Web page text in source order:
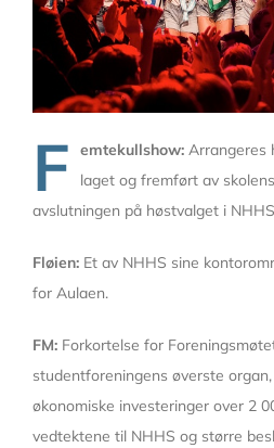
F emtekullshow: Arrangeres
laget og fremført av
avslutningen på høstvalget i
Fløien: Et av NHHS sine
for Aulaen.
FM: Forkortelse for
studentforeningens øverste
økonomiske investeringer over 2
vedtektene til NHHS og større